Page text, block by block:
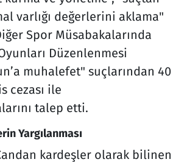
varlığı değerlerini aklama"
Spor Müsabakalarında
Düzenlenmesi
muhalefet" suçlarından 40
cezası ile
talep etti.
Yargılanması
kardeşler olarak bilinen